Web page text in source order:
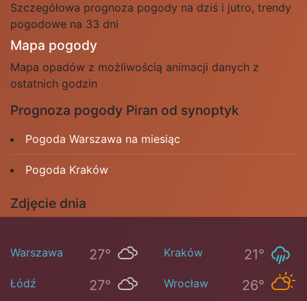
Szczegółowa prognoza pogody na dziś i jutro, trendy
pogodowe na 33 dni
Mapa pogody
Mapa opadów z możliwością animacji danych z
ostatnich godzin
Prognoza pogody Piran od synoptyk
Pogoda Warszawa na miesiąc
Pogoda Kraków
Zdjęcie dnia
Warszawa 27° Kraków 21°
Łódź 27° Wrocław 26°